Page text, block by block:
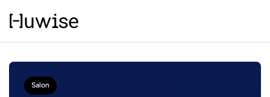
Salon